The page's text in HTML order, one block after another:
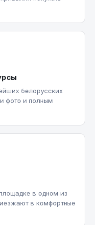
белорусских
фото и полным
в одном из
в комфортные